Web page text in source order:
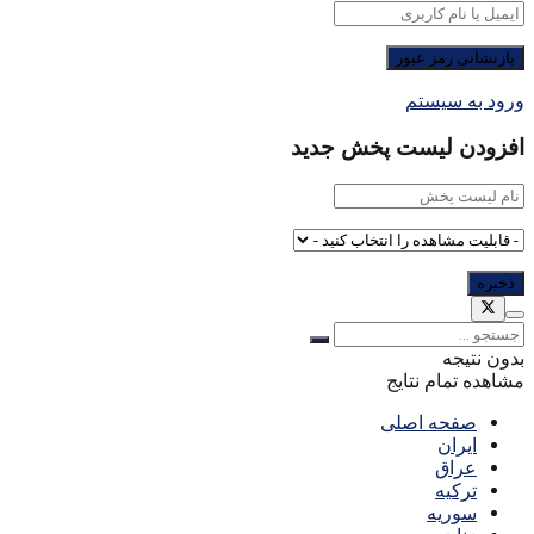
ورود به سیستم
افزودن لیست پخش جدید
بدون نتیجه
مشاهده تمام نتایج
صفحه اصلی
ایران
عراق
ترکیه
سوریه